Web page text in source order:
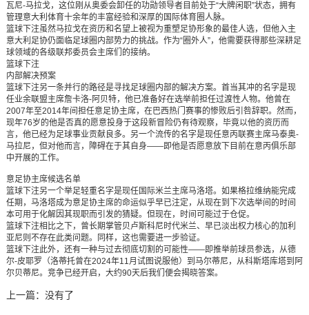
瓦尼-马拉戈，这位刚从奥委会卸任的功勋领导者目前处于“大牌闲职”状态，拥有
管理意大利体育十余年的丰富经验和深厚的国际体育圈人脉。
篮球下注虽然马拉戈在资历和名望上被视为重塑足协形象的最佳人选，但他入主
意大利足协仍面临足球圈内部势力的挑战。作为“圈外人”，他需要获得那些深耕足
球领域的各级联邦委员会主席们的接纳。
篮球下注
内部解决预案
篮球下注另一条并行的路径是寻找足球圈内部的解决方案。首当其冲的名字是现
任业余联盟主席詹卡洛-阿贝特，他已准备好在选举前担任过渡性人物。他曾在
2007年至2014年间担任意足协主席，在巴西热门赛事的惨败后引咎辞职。然而，
现年76岁的他是否真的愿意投身于这段新冒险仍有待观察，毕竟以他的资历而
言，他已经为足球事业贡献良多。另一个流传的名字是现任意丙联赛主席马泰奥-
马拉尼，但对他而言，障碍在于其自身——即他是否愿意放下目前在意丙俱乐部
中开展的工作。
意足协主席候选名单
篮球下注另一个举足轻重名字是现任国际米兰主席马洛塔。如果格拉维纳能完成
任期，马洛塔成为意足协主席的命运似乎早已注定，从现在到下次选举间的时间
本可用于化解因其现职而引发的猜疑。但现在，时间可能过于仓促。
篮球下注相比之下，曾长期掌管贝卢斯科尼时代米兰、早已淡出权力核心的加利
亚尼则不存在此类问题。同样，这也需要进一步验证。
篮球下注此外，还有一种与过去彻底切割的可能性——即推举前球员参选，从德
尔-皮耶罗（洛蒂托曾在2024年11月试图说服他）到马尔蒂尼，从科斯塔库塔到阿
尔贝蒂尼。竞争已经开启，大约90天后我们便会揭晓答案。
上一篇：没有了